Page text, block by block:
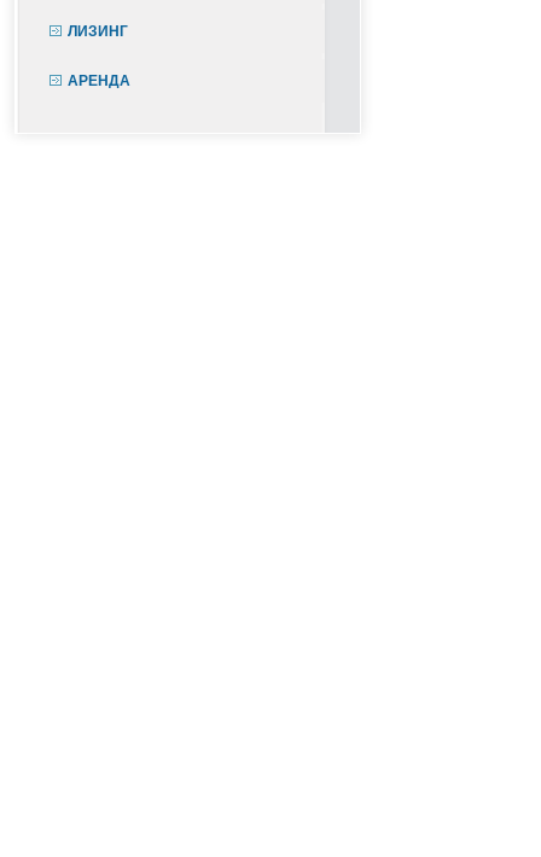
ЛИЗИНГ
АРЕНДА